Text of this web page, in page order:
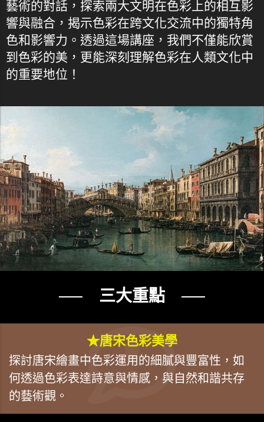
藝術的對話，探索兩大文明在色彩上的相互影
響與融合，揭示色彩在跨文化交流中的獨特角
色和影響力。透過這場講座，我們不僅能欣賞
到色彩的美，更能深刻理解色彩在人類文化中
的重要地位！
── 三大重點 ──
★唐宋色彩美學
探討唐宋繪畫中色彩運用的細膩與豐富性，如
何透過色彩表達詩意與情感，與自然和諧共存
的藝術觀。